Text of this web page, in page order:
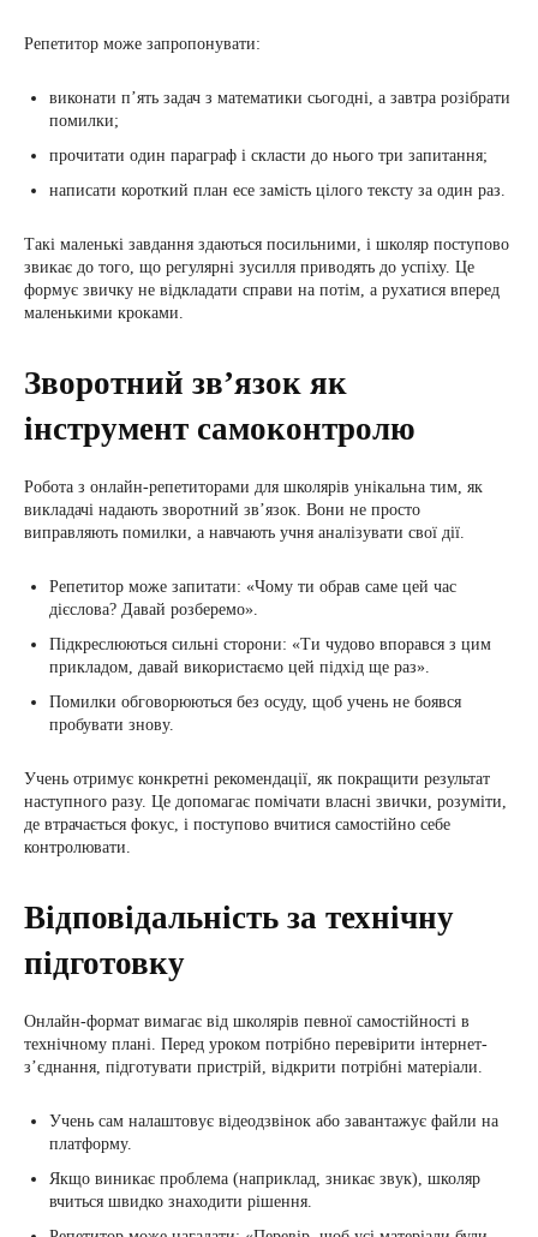
Репетитор може запропонувати:
виконати п’ять задач з математики сьогодні, а завтра розібрати
помилки;
прочитати один параграф і скласти до нього три запитання;
написати короткий план есе замість цілого тексту за один раз.
Такі маленькі завдання здаються посильними, і школяр поступово
звикає до того, що регулярні зусилля приводять до успіху. Це
формує звичку не відкладати справи на потім, а рухатися вперед
маленькими кроками.
Зворотний зв’язок як
інструмент самоконтролю
Робота з онлайн-репетиторами для школярів унікальна тим, як
викладачі надають зворотний зв’язок. Вони не просто
виправляють помилки, а навчають учня аналізувати свої дії.
Репетитор може запитати: «Чому ти обрав саме цей час
дієслова? Давай розберемо».
Підкреслюються сильні сторони: «Ти чудово впорався з цим
прикладом, давай використаємо цей підхід ще раз».
Помилки обговорюються без осуду, щоб учень не боявся
пробувати знову.
Учень отримує конкретні рекомендації, як покращити результат
наступного разу. Це допомагає помічати власні звички, розуміти,
де втрачається фокус, і поступово вчитися самостійно себе
контролювати.
Відповідальність за технічну
підготовку
Онлайн-формат вимагає від школярів певної самостійності в
технічному плані. Перед уроком потрібно перевірити інтернет-
з’єднання, підготувати пристрій, відкрити потрібні матеріали.
Учень сам налаштовує відеодзвінок або завантажує файли на
платформу.
Якщо виникає проблема (наприклад, зникає звук), школяр
вчиться швидко знаходити рішення.